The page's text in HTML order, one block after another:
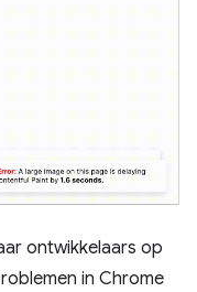
ontwikkelaars op
in Chrome